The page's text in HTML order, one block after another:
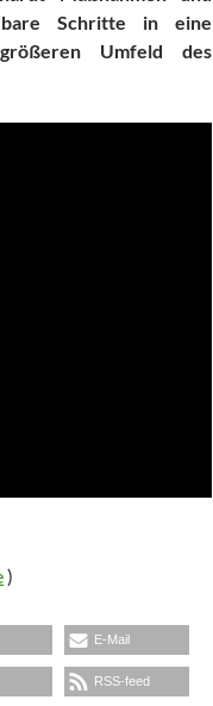
Schritte in eine
Umfeld des
)
E-Mail
RSS-feed